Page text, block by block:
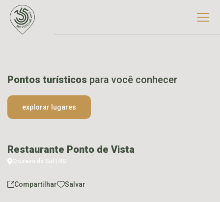
Pontos turísticos para você conhecer
explorar lugares
Restaurante Ponto de Vista
Cruzeiro do Sul | RS
Compartilhar Salvar